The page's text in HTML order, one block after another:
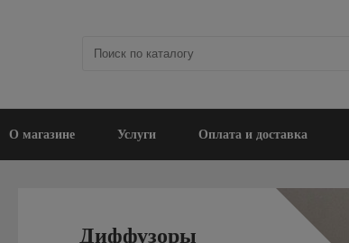
О магазине Услуги Оплата и доставка